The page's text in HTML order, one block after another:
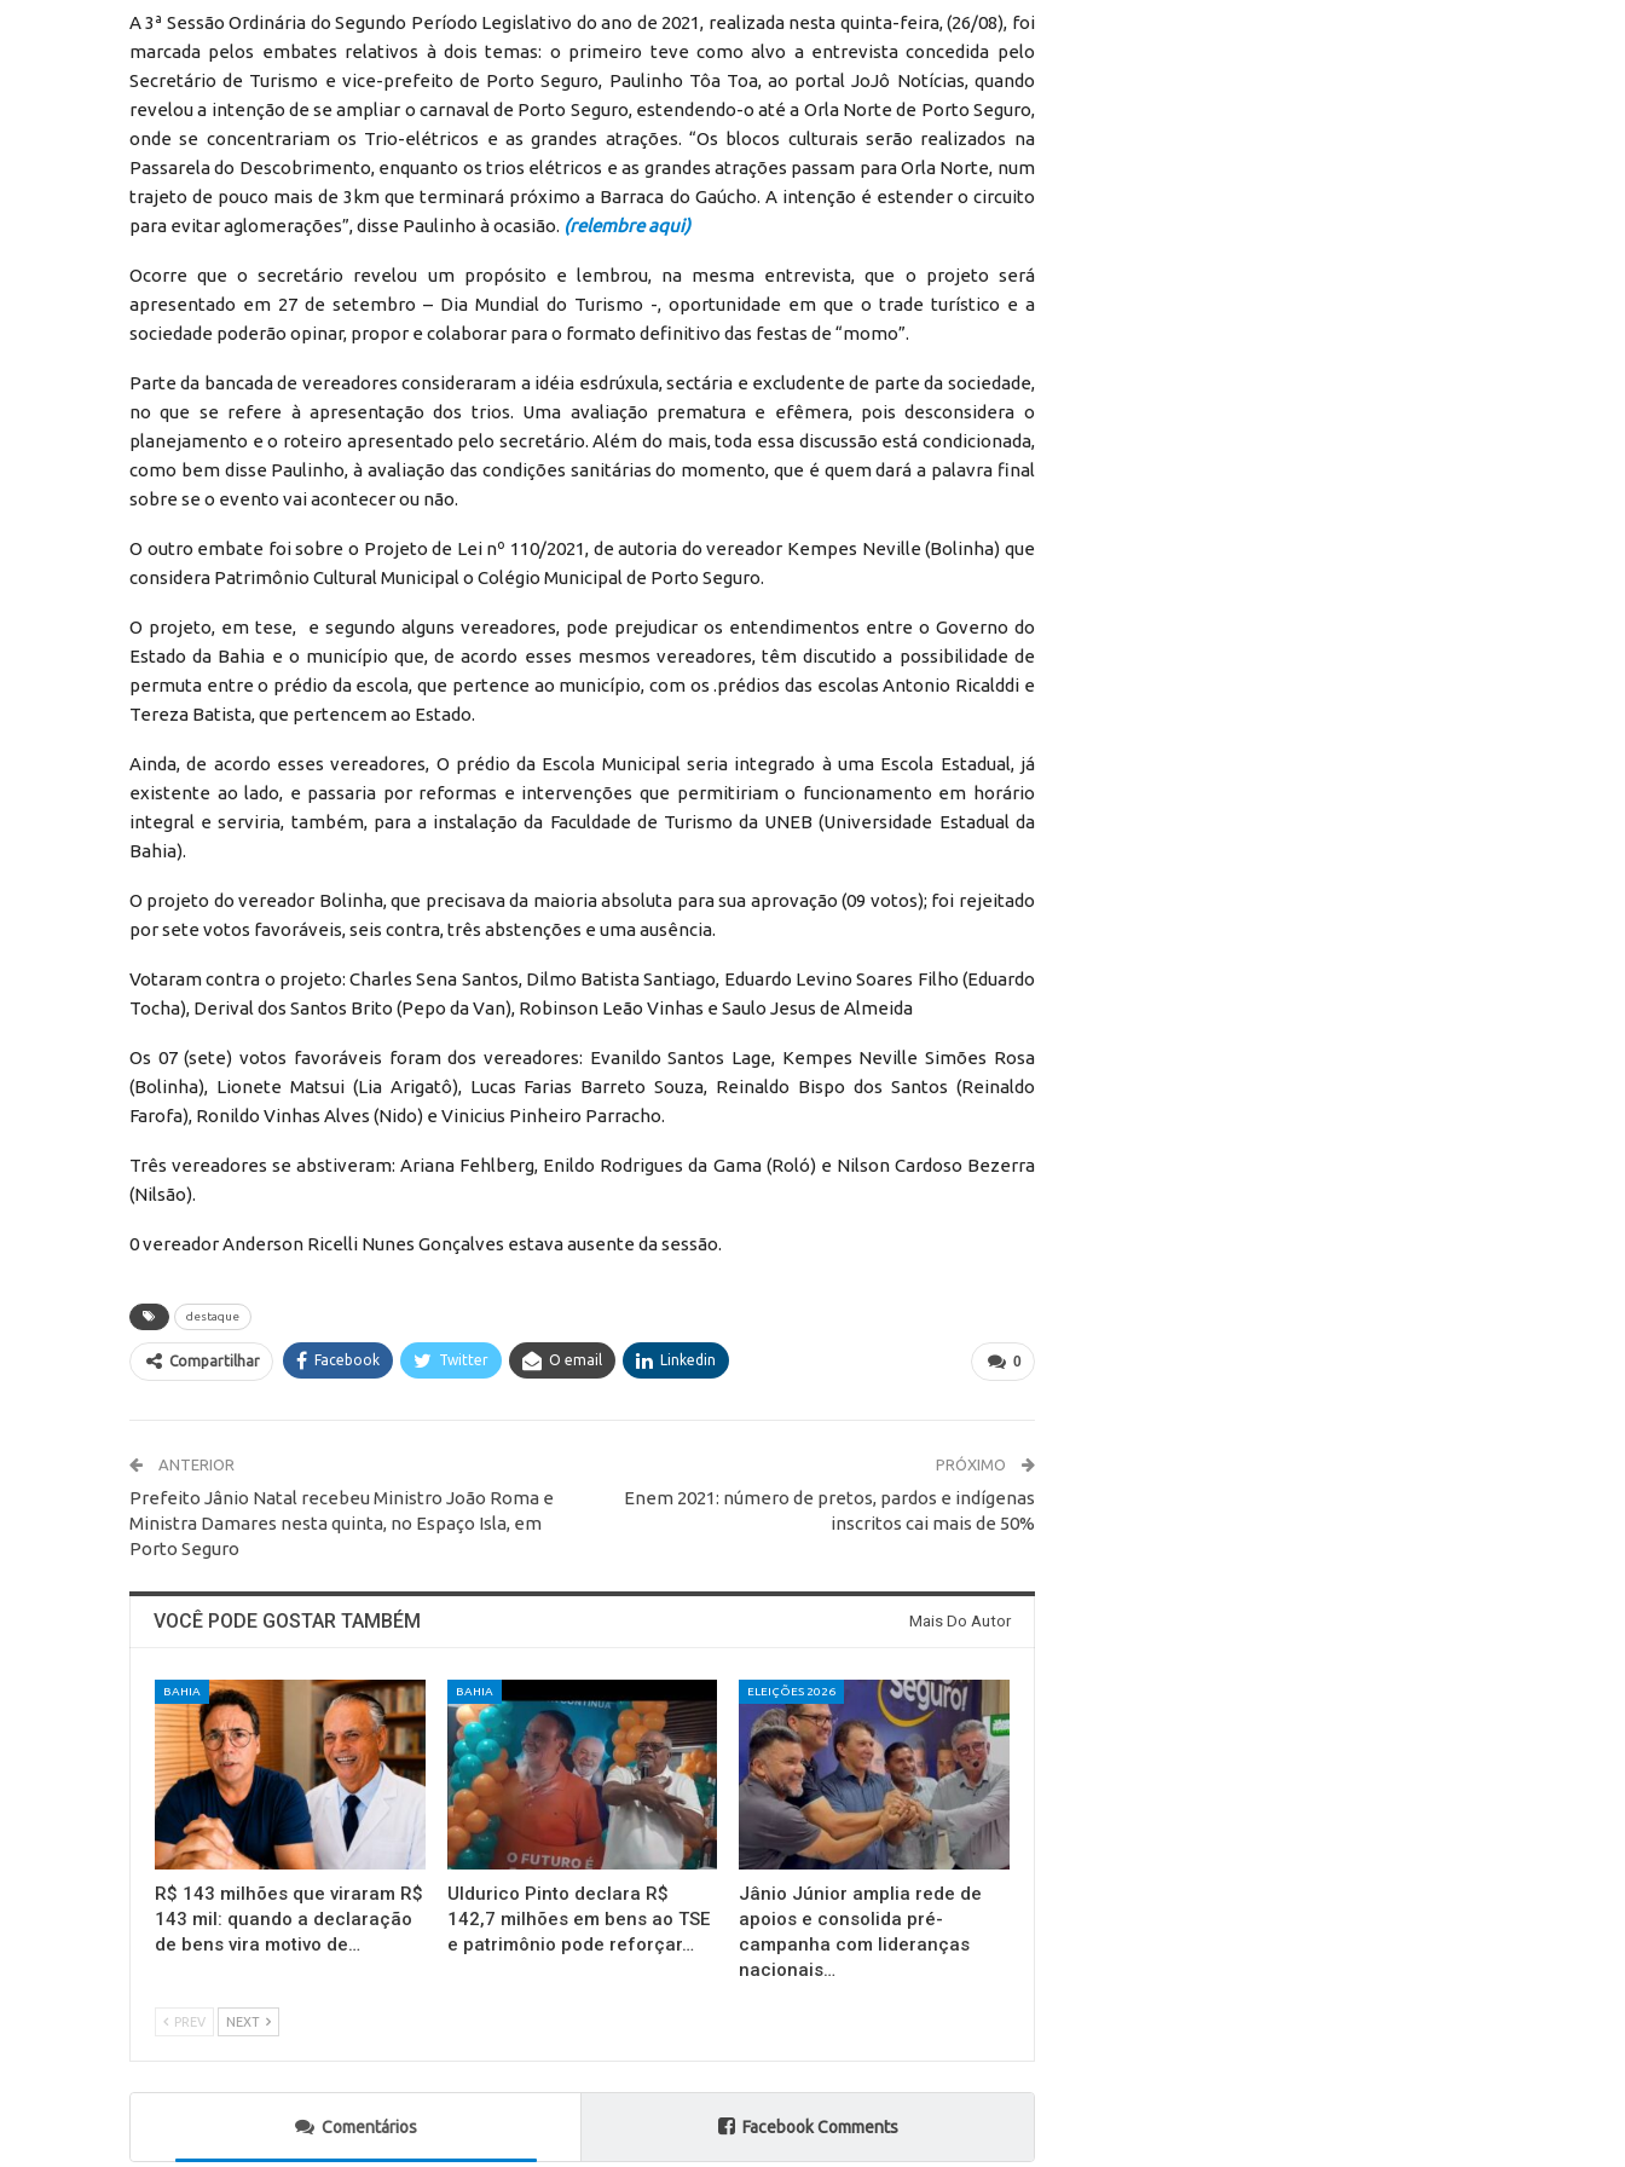
A 3ª Sessão Ordinária do Segundo Período Legislativo do ano de 2021, realizada nesta quinta-feira, (26/08), foi
marcada pelos embates relativos à dois temas: o primeiro teve como alvo a entrevista concedida pelo
Secretário de Turismo e vice-prefeito de Porto Seguro, Paulinho Tôa Toa, ao portal JoJô Notícias, quando
revelou a intenção de se ampliar o carnaval de Porto Seguro, estendendo-o até a Orla Norte de Porto Seguro,
onde se concentrariam os Trio-elétricos e as grandes atrações. “Os blocos culturais serão realizados na
Passarela do Descobrimento, enquanto os trios elétricos e as grandes atrações passam para Orla Norte, num
trajeto de pouco mais de 3km que terminará próximo a Barraca do Gaúcho. A intenção é estender o circuito
para evitar aglomerações”, disse Paulinho à ocasião. (relembre aqui)
Ocorre que o secretário revelou um propósito e lembrou, na mesma entrevista, que o projeto será
apresentado em 27 de setembro – Dia Mundial do Turismo -, oportunidade em que o trade turístico e a
sociedade poderão opinar, propor e colaborar para o formato definitivo das festas de “momo”.
Parte da bancada de vereadores consideraram a idéia esdrúxula, sectária e excludente de parte da sociedade,
no que se refere à apresentação dos trios. Uma avaliação prematura e efêmera, pois desconsidera o
planejamento e o roteiro apresentado pelo secretário. Além do mais, toda essa discussão está condicionada,
como bem disse Paulinho, à avaliação das condições sanitárias do momento, que é quem dará a palavra final
sobre se o evento vai acontecer ou não.
O outro embate foi sobre o Projeto de Lei nº 110/2021, de autoria do vereador Kempes Neville (Bolinha) que
considera Patrimônio Cultural Municipal o Colégio Municipal de Porto Seguro.
O projeto, em tese, e segundo alguns vereadores, pode prejudicar os entendimentos entre o Governo do
Estado da Bahia e o município que, de acordo esses mesmos vereadores, têm discutido a possibilidade de
permuta entre o prédio da escola, que pertence ao município, com os .prédios das escolas Antonio Ricalddi e
Tereza Batista, que pertencem ao Estado.
Ainda, de acordo esses vereadores, O prédio da Escola Municipal seria integrado à uma Escola Estadual, já
existente ao lado, e passaria por reformas e intervenções que permitiriam o funcionamento em horário
integral e serviria, também, para a instalação da Faculdade de Turismo da UNEB (Universidade Estadual da
Bahia).
O projeto do vereador Bolinha, que precisava da maioria absoluta para sua aprovação (09 votos); foi rejeitado
por sete votos favoráveis, seis contra, três abstenções e uma ausência.
Votaram contra o projeto: Charles Sena Santos, Dilmo Batista Santiago, Eduardo Levino Soares Filho (Eduardo
Tocha), Derival dos Santos Brito (Pepo da Van), Robinson Leão Vinhas e Saulo Jesus de Almeida
Os 07 (sete) votos favoráveis foram dos vereadores: Evanildo Santos Lage, Kempes Neville Simões Rosa
(Bolinha), Lionete Matsui (Lia Arigatô), Lucas Farias Barreto Souza, Reinaldo Bispo dos Santos (Reinaldo
Farofa), Ronildo Vinhas Alves (Nido) e Vinicius Pinheiro Parracho.
Três vereadores se abstiveram: Ariana Fehlberg, Enildo Rodrigues da Gama (Roló) e Nilson Cardoso Bezerra
(Nilsão).
0 vereador Anderson Ricelli Nunes Gonçalves estava ausente da sessão.
destaque
0
Compartilhar Facebook Twitter O email Linkedin
ANTERIOR
Prefeito Jânio Natal recebeu Ministro João Roma e
Ministra Damares nesta quinta, no Espaço Isla, em
Porto Seguro
PRÓXIMO
Enem 2021: número de pretos, pardos e indígenas
inscritos cai mais de 50%
VOCÊ PODE GOSTAR TAMBÉM Mais Do Autor
BAHIA
R$ 143 milhões que viraram R$
143 mil: quando a declaração
de bens vira motivo de…
BAHIA
Uldurico Pinto declara R$
142,7 milhões em bens ao TSE
e patrimônio pode reforçar…
ELEIÇÕES 2026
Jânio Júnior amplia rede de
apoios e consolida pré-
campanha com lideranças
nacionais…
PREV NEXT
Comentários Facebook Comments